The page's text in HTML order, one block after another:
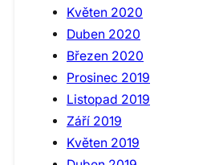
Květen 2020
Duben 2020
Březen 2020
Prosinec 2019
Listopad 2019
Září 2019
Květen 2019